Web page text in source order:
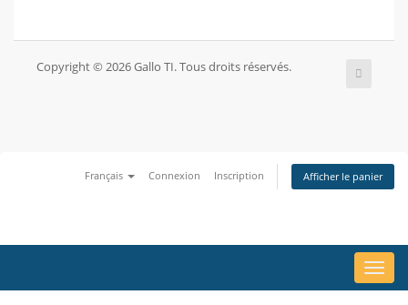
Copyright © 2026 Gallo TI. Tous droits réservés.
Français Connexion Inscription Afficher le panier
la